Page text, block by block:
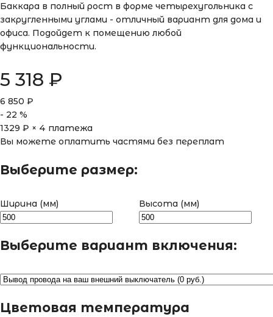
Баккара в полный рост в форме четырехугольника с
закругленными углами - отличный вариант для дома и
офиса. Подойдет к помещению любой
функциональности.
5 318 ₽
6 850 ₽
- 22 %
1329 ₽ × 4 платежа
Вы можете оплатить частями без переплат
Выберите размер:
Ширина (мм) Высота (мм)
Выберите вариант включения:
Цветовая температура